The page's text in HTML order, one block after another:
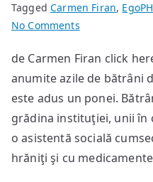
TaggedCarmen Firan,
No Commentson
poneiului
de Carmen Firan click
anumite azile de bătrâni
este adus un ponei.
grădina instituţiei, unii în
o asistentă socială
hrăniţi şi cu